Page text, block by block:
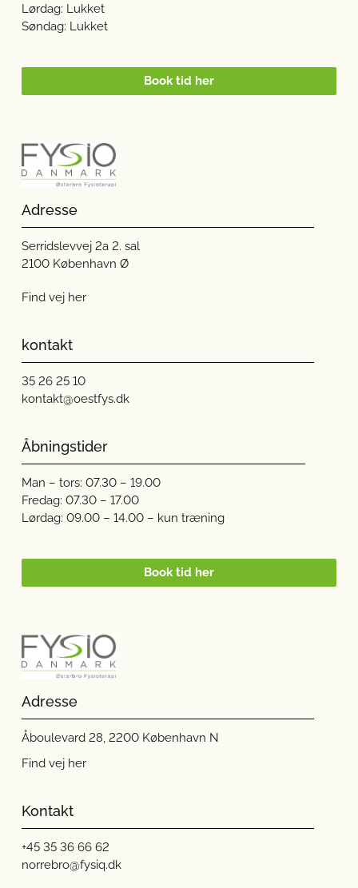
Lørdag: Lukket
Søndag: Lukket
Book tid her
Adresse
Serridslevvej 2a 2. sal
2100 København Ø
Find vej her
kontakt
35 26 25 10
kontakt@oestfys.dk
Åbningstider
Man – tors: 07.30 – 19.00
Fredag: 07.30 – 17.00
Lørdag: 09.00 – 14.00 – kun træning
Book tid her
Adresse
Åboulevard 28, 2200 København N
Find vej her
Kontakt
+45 35 36 66 62
norrebro@fysiq.dk